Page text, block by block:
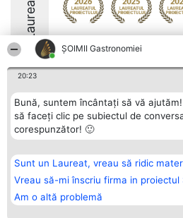
ȘOIMII Gastronomiei
20:23
Bună, suntem încântați să vă
să faceți clic pe subiectul de
corespunzător! 🙂
Sunt un Laureat, vreau să ridic
Vreau să-mi înscriu firma in proiectul
Am o altă problemă
Laureați
8.6
Organizator Ranking
BRIGHT SOLUTIONS BR SRL
Aleea Timisul De Sus 2 Bl. A30
București
CUI 36737675
tel: +40 770 990 492
Plebiscyt
Reguli
Statut
Politica de